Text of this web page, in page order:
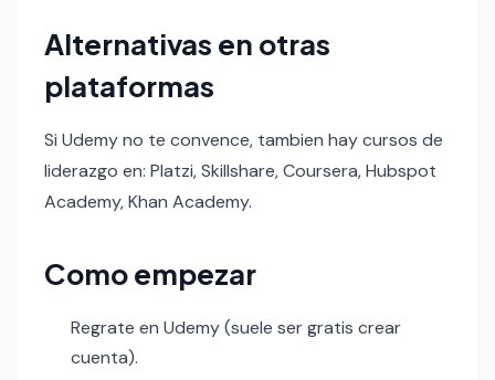
Alternativas en otras
plataformas
Si Udemy no te convence, tambien hay cursos de
liderazgo en: Platzi, Skillshare, Coursera, Hubspot
Academy, Khan Academy.
Como empezar
Regrate en Udemy (suele ser gratis crear
cuenta).